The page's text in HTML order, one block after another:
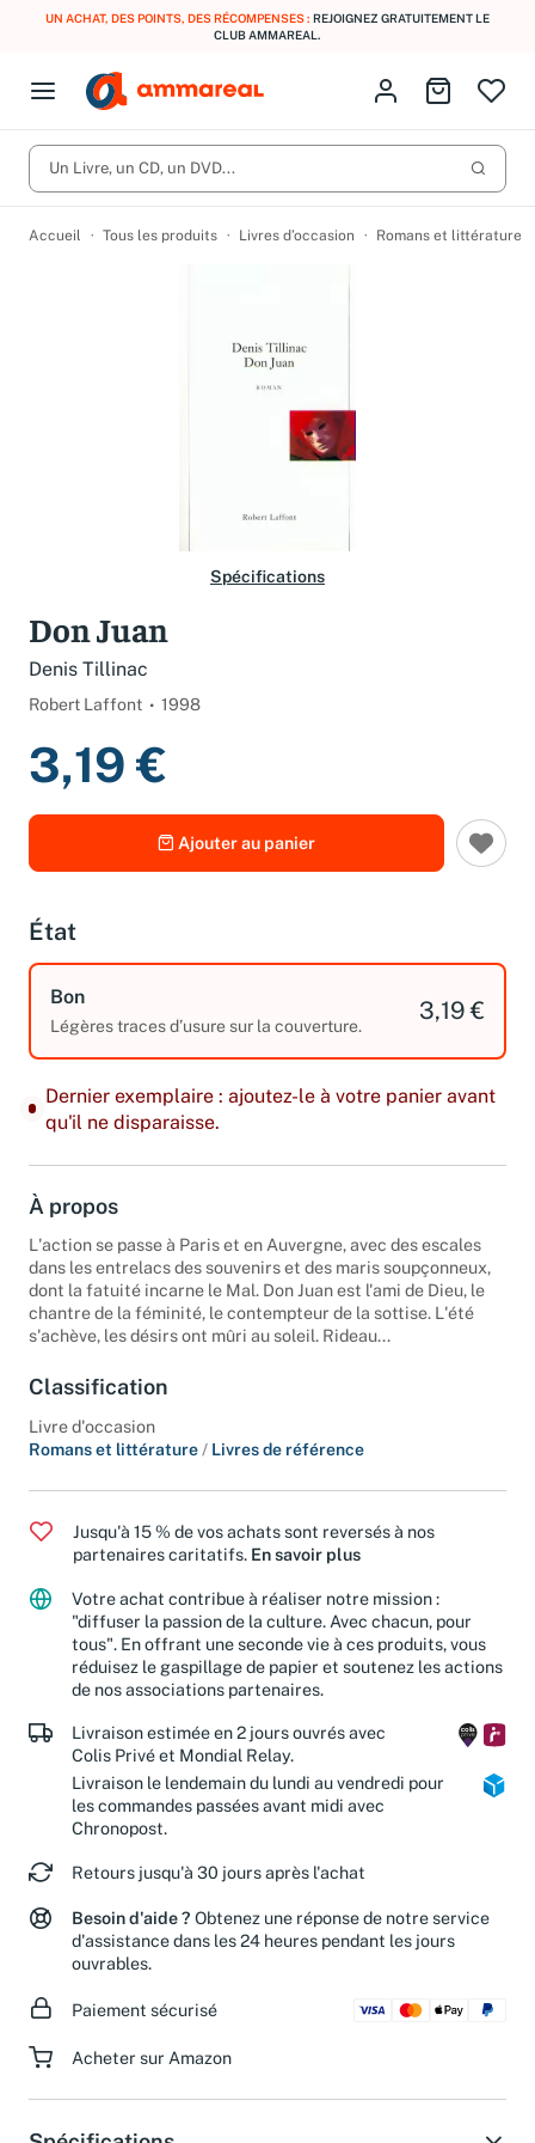
UN ACHAT, DES POINTS, DES RÉCOMPENSES : REJOIGNEZ GRATUITEMENT LE
CLUB AMMAREAL.
Open menu
Fermer le menu
CD d'occasion
Produits Catégories
Vous n'avez pas trouvé l'article que vous cherchiez ?
Activez les notifications dans votre compte pour être alerté dès
qu'il est en stock.
Créer une alerte
Identifiez-vous
Aller au
Un Livre, un CD, un DVD...
Accueil Tous les produits Livres d’occasion Romans et littérature
Spécifications
Don Juan
Denis Tillinac
Robert Laffont 1998
3,19 €
Ajouter au panier
État
Bon
Légères traces d’usure sur la couverture.
3,19 €
Dernier exemplaire : ajoutez-le à votre panier avant
qu'il ne disparaisse.
À propos
L'action se passe à Paris et en Auvergne, avec des escales
dans les entrelacs des souvenirs et des maris soupçonneux,
dont la fatuité incarne le Mal. Don Juan est l'ami de Dieu, le
chantre de la féminité, le contempteur de la sottise. L'été
s'achève, les désirs ont mûri au soleil. Rideau...
Classification
Livre d'occasion
Romans et littérature / Livres de référence
Jusqu'à 15 % de vos achats sont reversés à nos
partenaires caritatifs. En savoir plus
Votre achat contribue à réaliser notre mission :
"diffuser la passion de la culture. Avec chacun, pour
tous". En offrant une seconde vie à ces produits, vous
réduisez le gaspillage de papier et soutenez les actions
de nos associations partenaires.
Livraison estimée en 2 jours ouvrés avec
Colis Privé et Mondial Relay.
Livraison le lendemain du lundi au vendredi pour
les commandes passées avant midi avec
Chronopost.
Retours jusqu'à 30 jours après l'achat
Besoin d'aide ? Obtenez une réponse de notre service
d'assistance dans les 24 heures pendant les jours
ouvrables.
Paiement sécurisé
Acheter sur Amazon